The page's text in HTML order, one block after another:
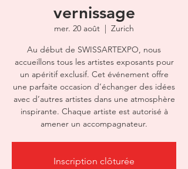
vernissage
mer. 20 août
  |
Zurich
Au début de SWISSARTEXPO, nous
accueillons tous les artistes exposants pour
un apéritif exclusif. Cet événement offre
une parfaite occasion d’échanger des idées
avec d’autres artistes dans une atmosphère
inspirante. Chaque artiste est autorisé à
amener un accompagnateur.
Inscription clôturée